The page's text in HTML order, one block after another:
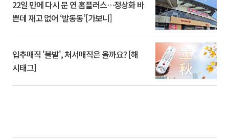
22일 만에 다시 문 연 홈플러스…정상화 바
쁜데 재고 없어 ‘발동동’[가보니]
입추매직 '불발', 처서매직은 올까요? [해
시태그]